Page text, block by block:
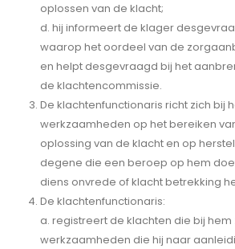
oplossen van de klacht;
d. hij informeert de klager
waarop het oordeel van de
en helpt desgevraagd bij het
de klachtencommissie.
De klachtenfunctionaris richt zich bij
werkzaamheden op het bereiken
oplossing van de klacht en op
degene die een beroep op hem
diens onvrede of klacht betrekking
De klachtenfunctionaris:
a. registreert de klachten die bij
werkzaamheden die hij naar